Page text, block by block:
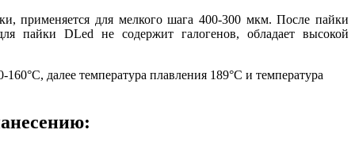
применяется для мелкого шага 400-300 мкм. После пайки
пайки DLed не содержит галогенов, обладает высокой
160°С, далее температура плавления 189°С и температура